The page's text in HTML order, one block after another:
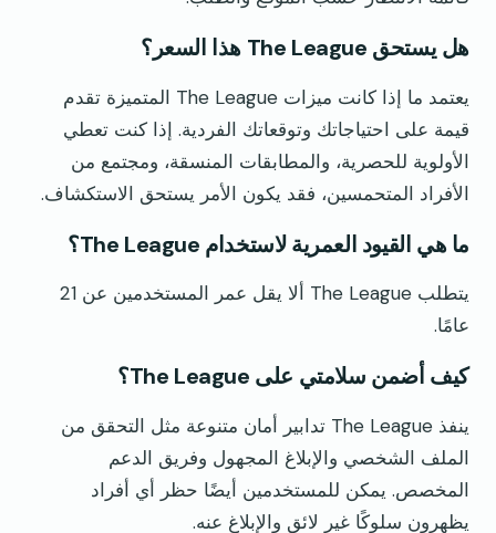
هل يستحق The League هذا السعر؟
يعتمد ما إذا كانت ميزات The League المتميزة تقدم
قيمة على احتياجاتك وتوقعاتك الفردية. إذا كنت تعطي
الأولوية للحصرية، والمطابقات المنسقة، ومجتمع من
الأفراد المتحمسين، فقد يكون الأمر يستحق الاستكشاف.
ما هي القيود العمرية لاستخدام The League؟
يتطلب The League ألا يقل عمر المستخدمين عن 21
عامًا.
كيف أضمن سلامتي على The League؟
ينفذ The League تدابير أمان متنوعة مثل التحقق من
الملف الشخصي والإبلاغ المجهول وفريق الدعم
المخصص. يمكن للمستخدمين أيضًا حظر أي أفراد
يظهرون سلوكًا غير لائق والإبلاغ عنه.